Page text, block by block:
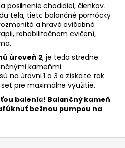
posilnenie chodidiel, členkov,
tela, tieto balančné pomôcky
a hravé cvičebné
rehabilitačnom cvičení,
úroveň 2, je teda stredne
kameňmi
na úrovni 1 a 3 a získajte tak
pre maximálne využitie.
balenia! Balančný kameň
bežnou pumpou na